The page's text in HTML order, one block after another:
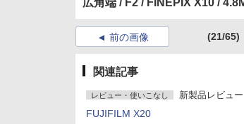
広角端 / F2 / FINEPIX X10 /
前の画像 (21/65)
関連記事
レビュー・使いこなし 新製品レビュー
FUJIFILM X20